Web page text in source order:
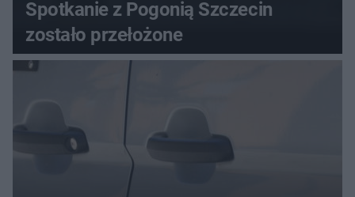
Spotkanie z Pogonią Szczecin
zostało przełożone